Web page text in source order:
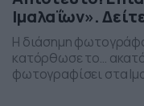
Ιμαλαΐων».
Η διάσημη
κατόρθωσε το…
φωτογραφίσει στα